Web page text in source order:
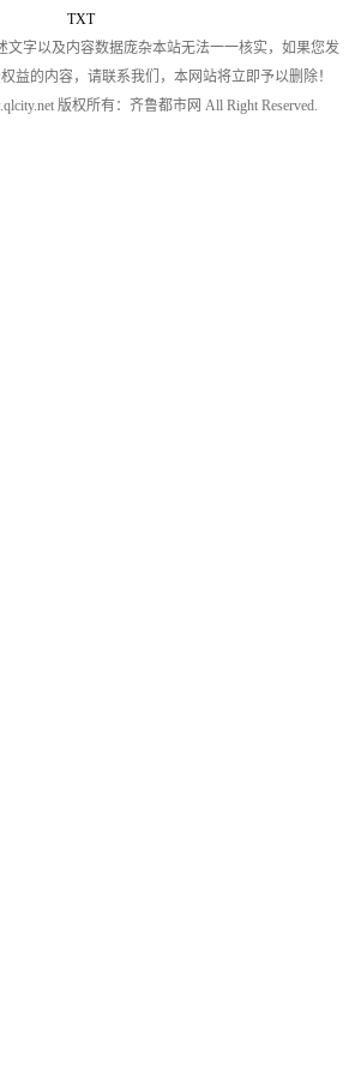
TXT
文字以及内容数据庞杂本站无法一一核实，如果您发
益的内容，请联系我们，本网站将立即予以删除！
版权所有：齐鲁都市网 All Right Reserved.